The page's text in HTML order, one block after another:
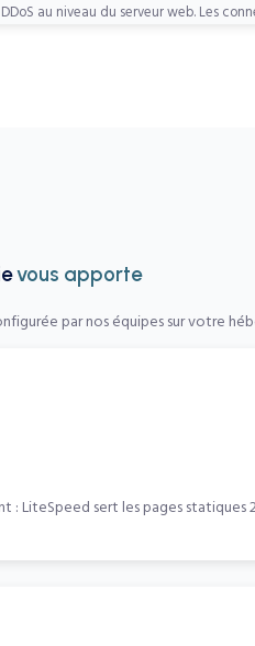
au niveau du serveur web. Les
vous apporte
par nos équipes sur votre
LiteSpeed sert les pages statiques